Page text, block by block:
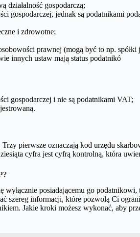
działalność gospodarczą;
gospodarczej, jednak są podatnikami
i zdrowotne;
prawnej (mogą być to np.
innych ustaw mają status podatnikó
gospodarczej i nie są podatnikami VAT;
pierwsze oznaczają kod urzędu
cyfra jest cyfrą kontrolną, która
wyłącznie posiadającemu go
szereg informacji, które pozwolą Ci
Jakie kroki możesz wykonać, aby